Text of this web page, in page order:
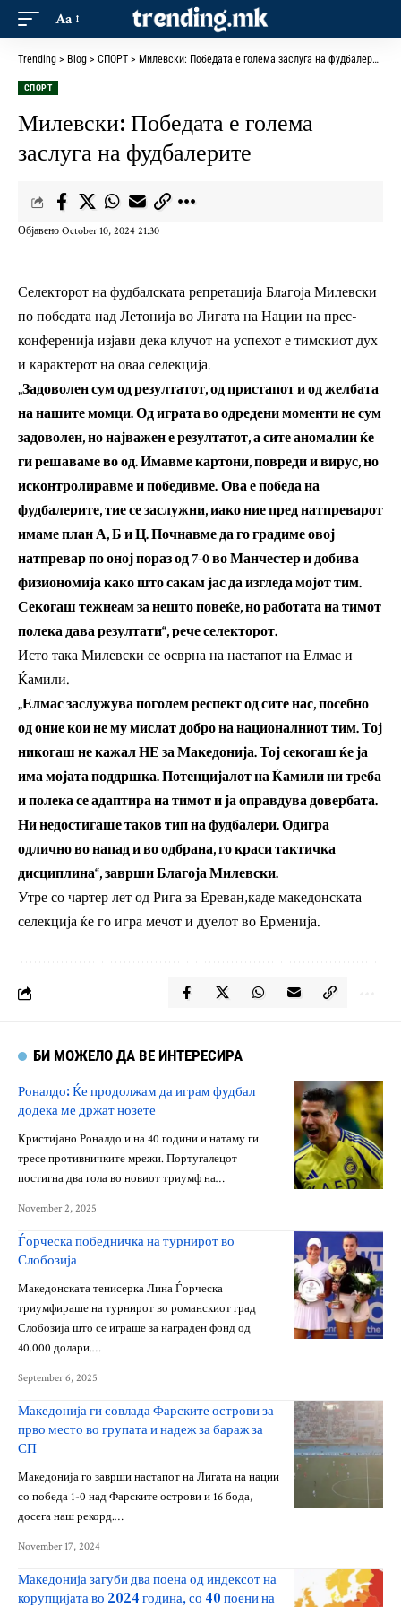
Aa
Trending > Blog > СПОРТ > Милевски: Победата е голема заслуга на фудбалерите
СПОРТ
Милевски: Победата е голема
заслуга на фудбалерите
Објавено October 10, 2024 21:30
Селекторот на фудбалската репретација Блaгоја Милевски
по победата над Летонија во Лигата на Нации на прес-
конференија изјави дека клучот на успехот е тимскиот дух
и карактерот на оваа селекција.
„Задоволен сум од резултатот, од пристапот и од желбата
на нашите момци. Од играта во одредени моменти не сум
задоволен, но најважен е резултатот, а сите аномалии ќе
ги решаваме во од. Имавме картони, повреди и вирус, но
исконтролиравме и победивме.Ова е победа на
фудбалерите, тие се заслужни, иако ние пред натпреварот
имаме план А, Б и Ц. Почнавме да го градиме овој
натпревар по оној пораз од 7-0 во Манчестер и добива
физиономија како што сакам јас да изгледа мојот тим.
Секогаш тежнеам за нешто повеќе, но работата на тимот
полека дава резултати“, рече селекторот.
Исто така Милевски се осврна на настапот на Елмас и
Ќамили.
„Елмас заслужува поголем респект од сите нас, посебно
од оние кои не му мислат добро на националниот тим. Тој
никогаш не кажал НЕ за Македонија. Тој секогаш ќе ја
има мојата поддршка. Потенцијалот на Ќамили ни треба
и полека се адаптира на тимот и ја оправдува довербата.
Ни недостигаше таков тип на фудбалери. Одигра
одлично во напад и во одбрана, го краси тактичка
дисциплина“, заврши Благоја Милевски.
Утре со чартер лет од Рига за Ереван,каде македонската
селекција ќе го игра мечот и дуелот во Ерменија.
БИ МОЖЕЛО ДА ВЕ ИНТЕРЕСИРА
Роналдо: Ќе продолжам да играм фудбал
додека ме држат нозете
Кристијано Роналдо и на 40 години и натаму ги
тресе противничките мрежи. Португалецот
постигна два гола во новиот триумф на…
November 2, 2025
Ѓорческа победничка на турнирот во
Слобозија
Македонската тенисерка Лина Ѓорческа
триумфираше на турнирот во романскиот град
Слобозија што се играше за награден фонд од
40.000 долари.…
September 6, 2025
Македонија ги совлада Фарските острови за
прво место во групата и надеж за бараж за
СП
Македонија го заврши настапот на Лигата на нации
со победа 1-0 над Фарските острови и 16 бода,
досега наш рекорд.…
November 17, 2024
Македонија загуби два поена од индексот на
корупцијата во 2024 година, со 40 поени на